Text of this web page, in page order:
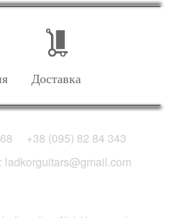
Доставка
+38 (095) 82 84 343
ladkorguitars@gmail.com